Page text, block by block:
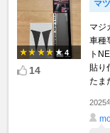
4
14
マ
マジ
車種
ト
貼り
たま
2025